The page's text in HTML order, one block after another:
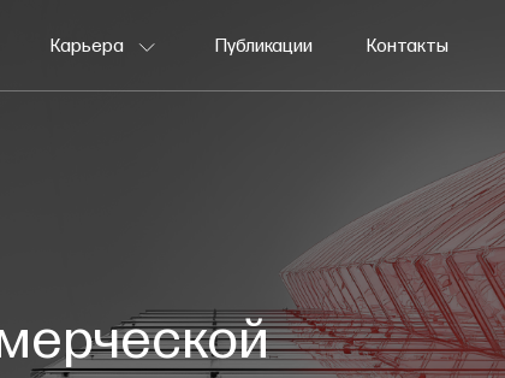
Карьера Публикации Контакты